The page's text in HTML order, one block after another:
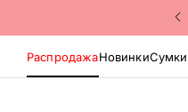
РаспродажаНовинкиСумки